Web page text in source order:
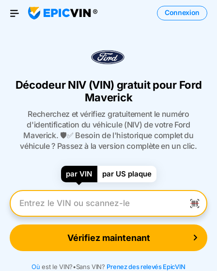
Open Menu
Connexion
Décodeur NIV (VIN) gratuit pour Ford
Maverick
Recherchez et vérifiez gratuitement le numéro
d'identification du véhicule (NIV) de votre Ford
Maverick. 🛡️✅ Besoin de l'historique complet du
véhicule ? Passez à la version complète en un clic.
par VIN par US plaque
Entrez le numéro VIN
Vérifiez maintenant
Où est le VIN?•Sans VIN? Prenez des relevés EpicVIN